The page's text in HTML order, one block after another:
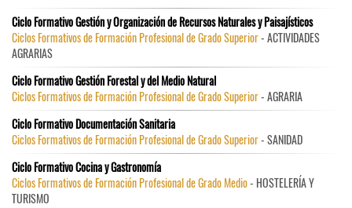
Ciclo Formativo Gestión y Organización de Recursos Naturales y Paisajísticos
Ciclos Formativos de Formación Profesional de Grado Superior- ACTIVIDADES
AGRARIAS
Ciclo Formativo Gestión Forestal y del Medio Natural
Ciclos Formativos de Formación Profesional de Grado Superior- AGRARIA
Ciclo Formativo Documentación Sanitaria
Ciclos Formativos de Formación Profesional de Grado Superior- SANIDAD
Ciclo Formativo Cocina y Gastronomía
Ciclos Formativos de Formación Profesional de Grado Medio- HOSTELERÍA Y
TURISMO